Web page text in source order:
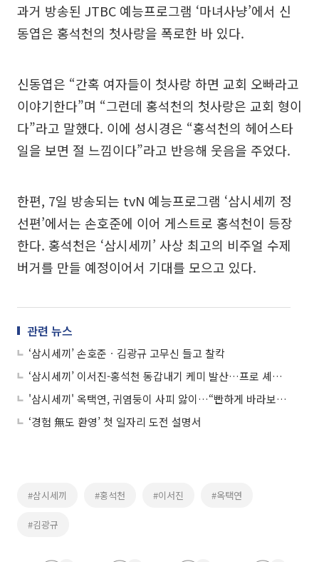
과거 방송된 JTBC 예능프로그램 ‘마녀사냥’에서 신
동엽은 홍석천의 첫사랑을 폭로한 바 있다.
신동엽은 “간혹 여자들이 첫사랑 하면 교회 오빠라고
이야기한다”며 “그런데 홍석천의 첫사랑은 교회 형이
다”라고 말했다. 이에 성시경은 “홍석천의 헤어스타
일을 보면 절 느낌이다”라고 반응해 웃음을 주었다.
한편, 7일 방송되는 tvN 예능프로그램 ‘삼시세끼 정
선편’에서는 손호준에 이어 게스트로 홍석천이 등장
한다. 홍석천은 ‘삼시세끼’ 사상 최고의 비주얼 수제
버거를 만들 예정이어서 기대를 모으고 있다.
관련 뉴스
‘삼시세끼’ 손호준ㆍ김광규 고무신 들고 찰칵
‘삼시세끼’ 이서진-홍석천 동갑내기 케미 발산…프로 셰프 선보인 요리는
'삼시세끼' 옥택연, 귀염둥이 사피 앓이…“빤하게 바라보고 있는 것은?”
‘경험 無도 환영’ 첫 일자리 도전 설명서
#삼시세끼 #홍석천 #이서진 #옥택연
#김광규